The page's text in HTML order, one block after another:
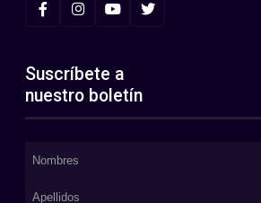
Suscríbete a
nuestro boletín